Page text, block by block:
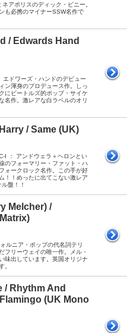
アポリスのディック・ピニー。
も必携のマイナーSSW名作で
/ Edwards Hand
ドワーズ・ハンドのデビュー
ン渾身のプロデュース作。しっ
にビートルズ的ポップ・サイケ
名作。激レアな白ラベルのオリ
/ Same (UK)
I ： アンドウェラ＋ヘロンとい
のフォーマリー・ファット・ハ
ォークロック名作。この手が好
！！めったに出てこない激レア
盤！！
Melcher) /
ルニア・ポップの代名詞テリ
フリーウェイの唯一作。メル・
味出しています。英国オリジナ
。
/ Rhythm And
(UK Mono